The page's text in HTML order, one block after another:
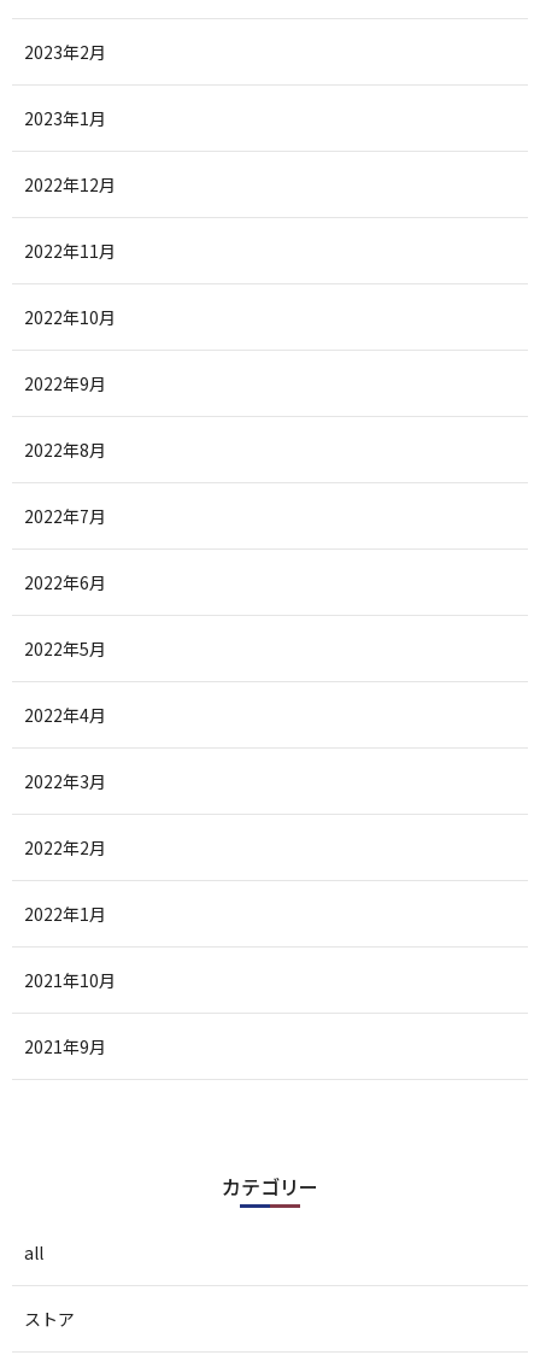
2023年2月
2023年1月
2022年12月
2022年11月
2022年10月
2022年9月
2022年8月
2022年7月
2022年6月
2022年5月
2022年4月
2022年3月
2022年2月
2022年1月
2021年10月
2021年9月
カテゴリー
all
ストア